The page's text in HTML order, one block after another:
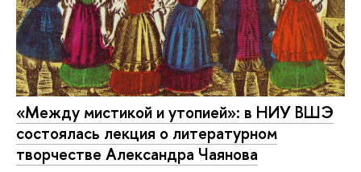
«Между мистикой и утопией»: в НИУ ВШЭ
состоялась лекция о литературном
творчестве Александра Чаянова